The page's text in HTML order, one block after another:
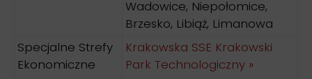
Wadowice, Niepołomice,
Brzesko, Libiąż, Limanowa
Specjalne Strefy
Ekonomiczne
Krakowska SSE Krakowski
Park Technologiczny »